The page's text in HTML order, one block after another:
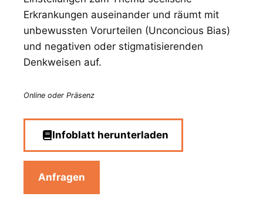
Erkrankungen auseinander und räumt mit
unbewussten Vorurteilen (Unconcious Bias)
und negativen oder stigmatisierenden
Denkweisen auf.
Online oder Präsenz
Infoblatt herunterladen
Anfragen